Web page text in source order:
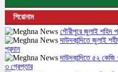
শিরোনাম
গৌরীপুরে জুলাই শহিদ
দাউদকান্দিতে জুলাই
প্রদান
দাউদকান্দিতে ৫২
৩ গ্রেপ্তার